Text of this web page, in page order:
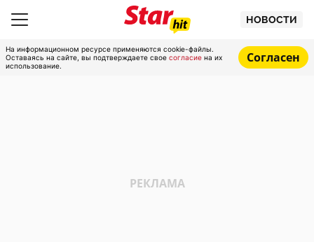
НОВОСТИ
На информационном ресурсе применяются cookie-файлы.
Оставаясь на сайте, вы подтверждаете свое согласие на их
использование.
Согласен